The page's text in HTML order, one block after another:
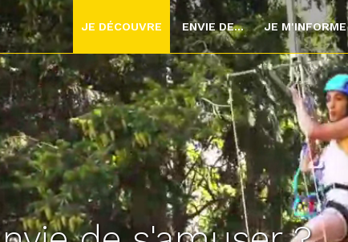
JE DÉCOUVRE ENVIE DE... JE M'INFORME